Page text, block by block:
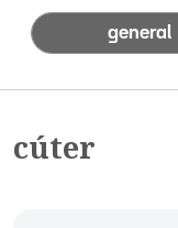
general
cúter